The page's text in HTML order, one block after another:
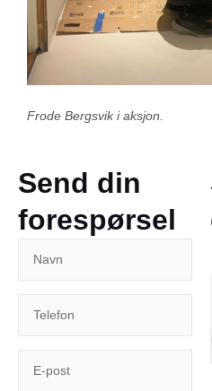
Frode Bergsvik i aksjon.
Send din
forespørsel